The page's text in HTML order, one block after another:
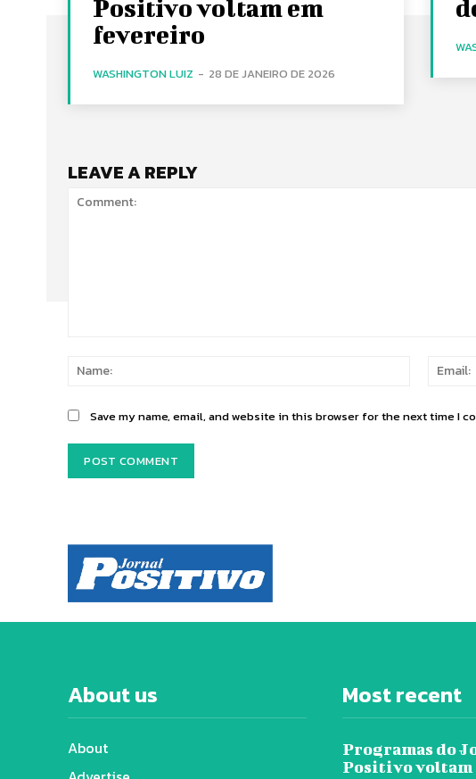
Positivo voltam em
fevereiro
WASHINGTON LUIZ - 28 DE JANEIRO DE 2026
LEAVE A REPLY
Name:
Save my name, email, and website in this browser for the next time I
About us
About
Most recent
Programas do
Positivo voltam